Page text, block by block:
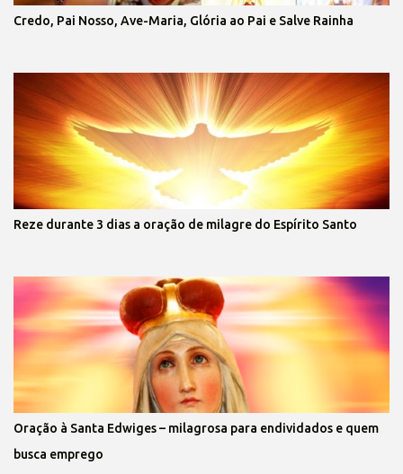
Credo, Pai Nosso, Ave-Maria, Glória ao Pai e Salve Rainha
Reze durante 3 dias a oração de milagre do Espírito Santo
Oração à Santa Edwiges – milagrosa para endividados e quem
busca emprego